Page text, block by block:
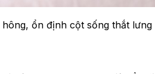
ổn định cột sống thắt